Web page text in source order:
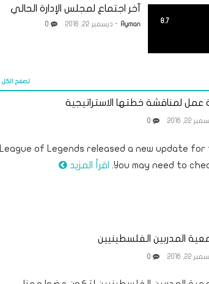
8.7
آخر اجتماع لمجلس الإدارة الحالي
Ayman - ديسمبر 22, 2016 0
تصفح الكل
لمناقشة خطتها الاستراتيجية
22, 2016
League of Legends released a new update for
You may need to
اقرأ المزيد
المدربين الفلسطينيين
22, 2016